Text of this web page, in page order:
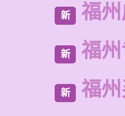
新 福
新 福
新 福